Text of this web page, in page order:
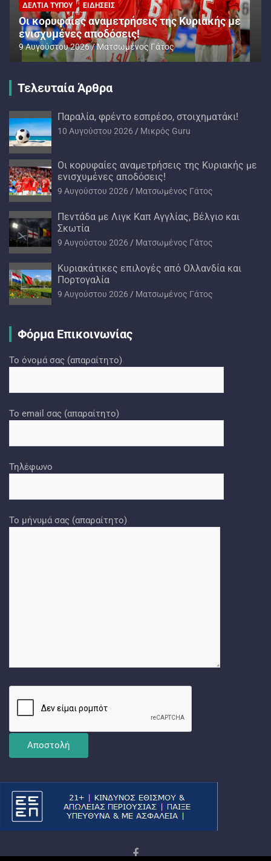
ΔΕΛΤΊΑ ΤΎΠΟΥ ΕΙΔΉΣΕΙΣ
Oι κορυφαίες αναμετρήσεις της Κυριακής με
ενισχυμένες αποδόσεις!
9 Αυγούστου 2026 Ματσωμένος Γάτος
Τελευταία Άρθρα
Παραλία, φρέντο εσπρέσο, στοιχηματάκι!
10 Αυγούστου 2026 Mικρός Guru
Oι κορυφαίες αναμετρήσεις της Κυριακής με
ενισχυμένες αποδόσεις!
9 Αυγούστου 2026 Ματσωμένος Γάτος
Πεντάδα με Λιγκ Καπ Αγγλίας, Βέλγιο και
Σκωτία
9 Αυγούστου 2026 Ματσωμένος Γάτος
Kυριακάτικες επιλογές από Ολλανδία και
Πορτογαλία
9 Αυγούστου 2026 Ματσωμένος Γάτος
Φόρμα Επικοινωνίας
Το όνομά σας (απαραίτητο)
Το email σας (απαραίτητο)
Τηλέφωνο
Το μήνυμά σας (απαραίτητο)